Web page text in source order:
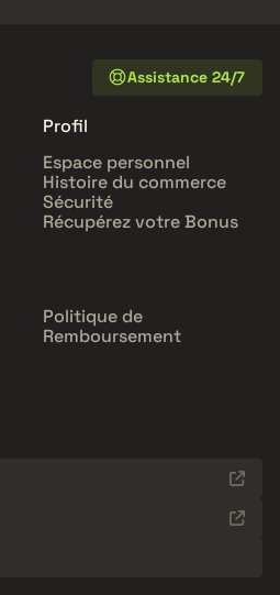
Assistance 24/7
Profil
Espace personnel
Histoire du commerce
Sécurité
Récupérez votre Bonus
Politique de
Remboursement